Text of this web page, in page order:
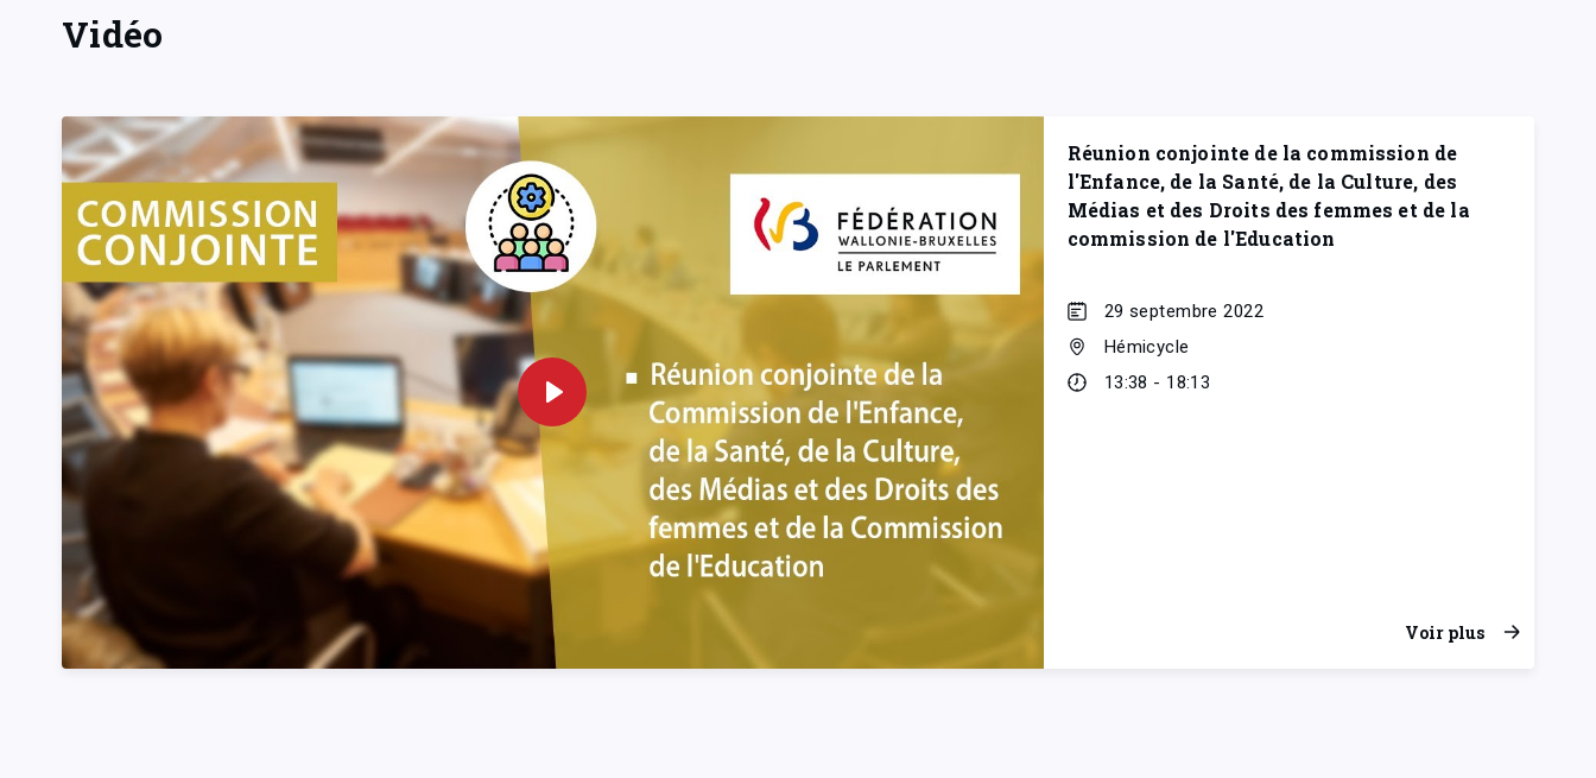
Vidéo
Réunion conjointe de la commission de
l'Enfance, de la Santé, de la Culture, des
Médias et des Droits des femmes et de la
commission de l'Education
29 septembre 2022
Hémicycle
13:38 - 18:13
Voir plus